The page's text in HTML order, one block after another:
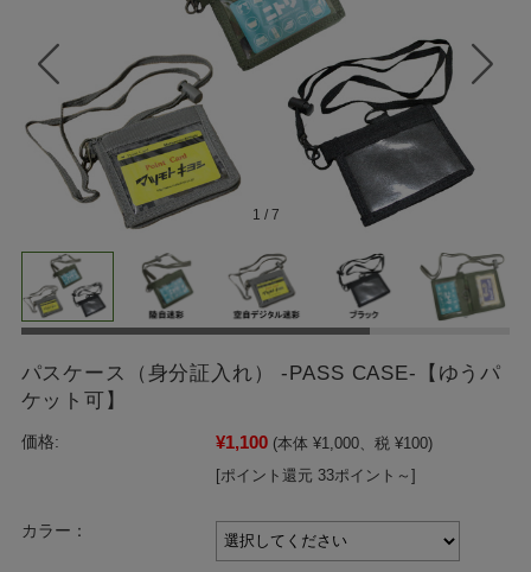
1 / 7
パスケース（身分証入れ） -PASS CASE-【ゆうパ
ケット可】
価格: ¥1,100 (本体 ¥1,000、税 ¥100)
[ポイント還元 33ポイント～]
カラー：